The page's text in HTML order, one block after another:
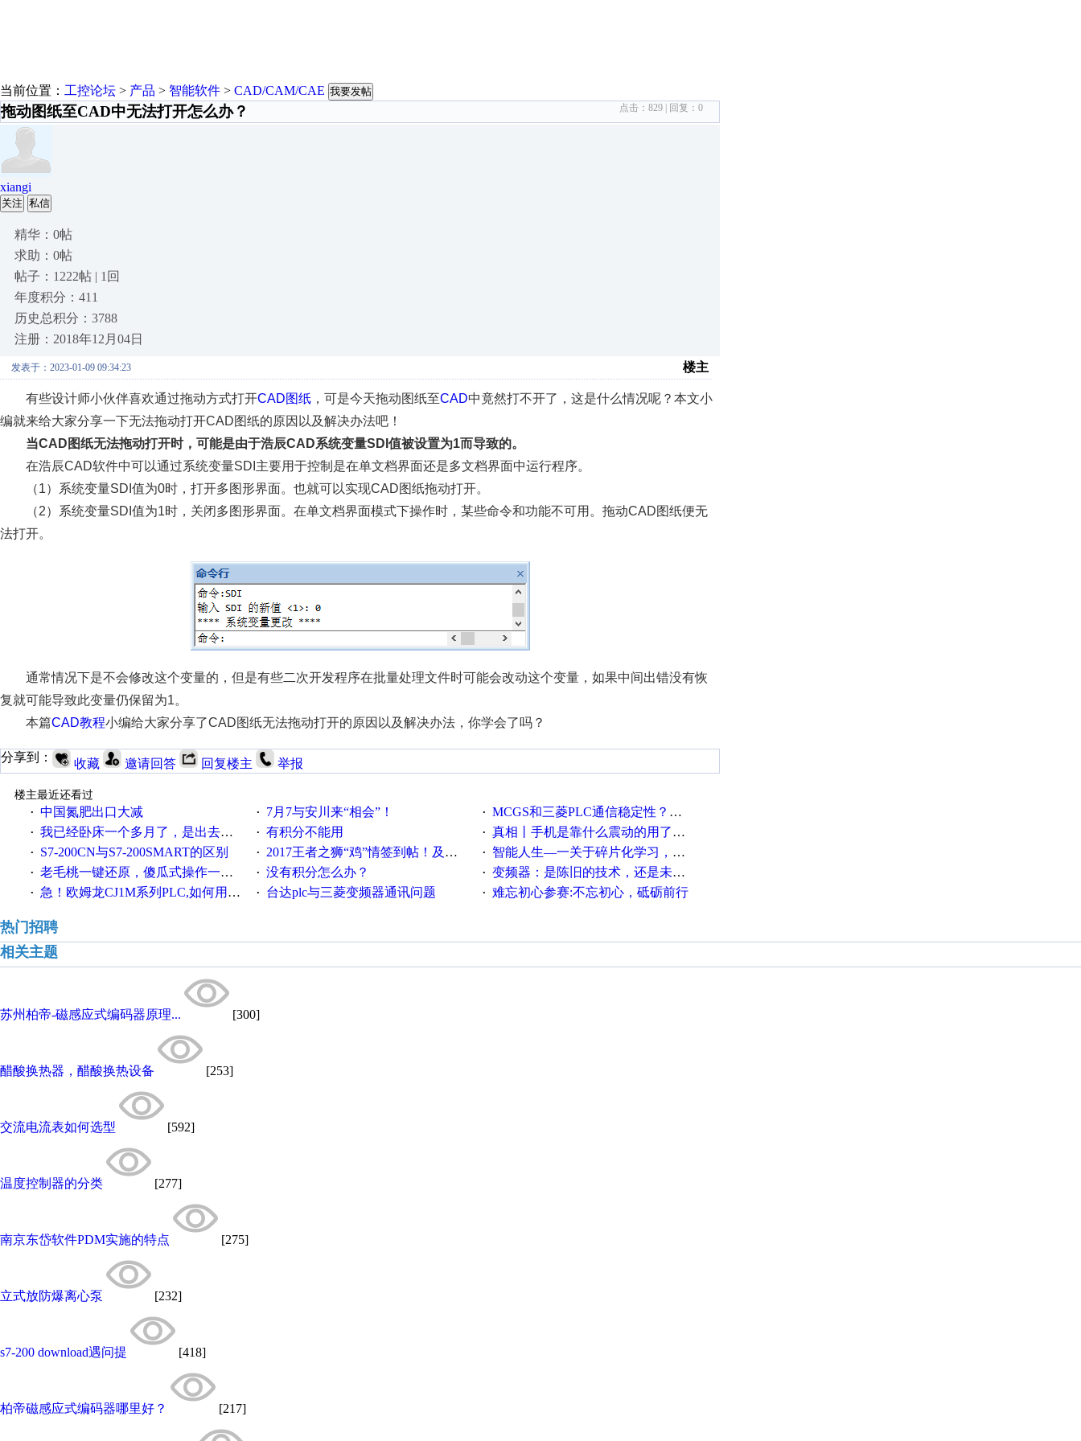
当前位置： 工控论坛 > 产品 > 智能软件 > CAD/CAM/CAE 我要发帖
拖动图纸至CAD中无法打开怎么办？ 点击： 829 | 回复： 0
xiangi
关注 私信
精华：0帖
求助：0帖
帖子：1222帖 | 1回
年度积分：411
历史总积分：3788
注册：2018年12月04日
发表于：2023-01-09 09:34:23 楼主
有些设计师小伙伴喜欢通过拖动方式打开CAD图纸 ，可是今天拖动图纸至CAD中竟然打不开了，这是什么情况呢？本文小
编就来给大家分享一下无法拖动打开CAD图纸的原因以及解决办法吧！
当CAD图纸无法拖动打开时，可能是由于浩辰CAD系统变量SDI值被设置为1而导致的。
在浩辰CAD软件中可以通过系统变量SDI主要用于控制是在单文档界面还是多文档界面中运行程序。
（1）系统变量SDI值为0时，打开多图形界面。也就可以实现CAD图纸拖动打开。
（2）系统变量SDI值为1时，关闭多图形界面。在单文档界面模式下操作时，某些命令和功能不可用。拖动CAD图纸便无
法打开。
通常情况下是不会修改这个变量的，但是有些二次开发程序在批量处理文件时可能会改动这个变量，如果中间出错没有恢
复就可能导致此变量仍保留为1。
本篇CAD教程小编给大家分享了CAD图纸无法拖动打开的原因以及解决办法，你学会了吗？
分享到： 收藏 邀请回答 回复楼主 举报
楼主最近还看过
· 中国氮肥出口大减 · 7月7与安川来“相会”！ · MCGS和三菱PLC通信稳定性？？？
· 我已经卧床一个多月了，是出去安装机械手在高速遭遇车祸所致:大家工作都要特别注意啊 · 有积分不能用 · 真相丨手机是靠什么震动的用了这么多年才知道！
· S7-200CN与S7-200SMART的区别 · 2017王者之狮“鸡”情签到帖！及时更新在线研讨会预告 · 智能人生—一关于碎片化学习，看这一篇就够了！
· 老毛桃一键还原，傻瓜式操作一键轻松备份还原；程序为向导式安装，一键即可实现自动备份或还原系统。 · 没有积分怎么办？ · 变频器：是陈旧的技术，还是未来的幕后英雄？
· 急！欧姆龙CJ1M系列PLC,如何用时间控制变频器。要求时间在组态王中可以自由输入！拜托各位大神了！ · 台达plc与三菱变频器通讯问题 · 难忘初心参赛:不忘初心，砥砺前行
热门招聘
相关主题
苏州柏帝-磁感应式编码器原理... [300]
醋酸换热器，醋酸换热设备 [253]
交流电流表如何选型 [592]
温度控制器的分类 [277]
南京东岱软件PDM实施的特点 [275]
立式放防爆离心泵 [232]
s7-200 download遇问提 [418]
柏帝磁感应式编码器哪里好？ [217]